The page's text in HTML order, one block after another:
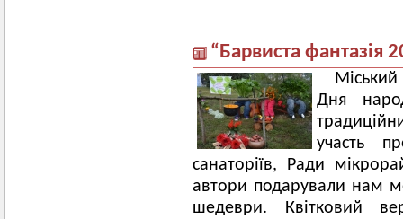
“Барвиста фантазія
Дня
участь
санаторіїв, Ради
автори подарували нам
шедеври. Квітковий